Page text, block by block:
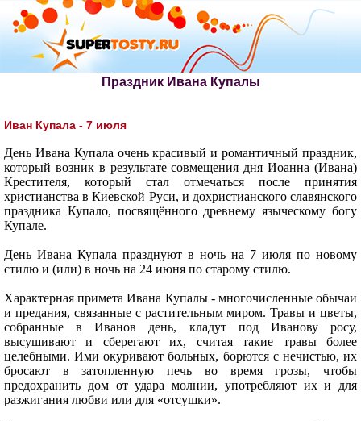
Праздник Ивана Купалы
Иван Купала - 7 июля
День Ивана Купала очень красивый и романтичный праздник,
который возник в результате совмещения дня Иоанна (Ивана)
Крестителя, который стал отмечаться после принятия
христианства в Киевской Руси, и дохристианского славянского
праздника Купало, посвящённого древнему языческому богу
Купале.
День Ивана Купала празднуют в ночь на 7 июля по новому
стилю и (или) в ночь на 24 июня по старому стилю.
Характерная примета Ивана Купалы - многочисленные обычаи
и предания, связанные с растительным миром. Травы и цветы,
собранные в Иванов день, кладут под Иванову росу,
высушивают и сберегают их, считая такие травы более
целебными. Ими окуривают больных, борются с нечистью, их
бросают в затопленную печь во время грозы, чтобы
предохранить дом от удара молнии, употребляют их и для
разжигания любви или для «отсушки».